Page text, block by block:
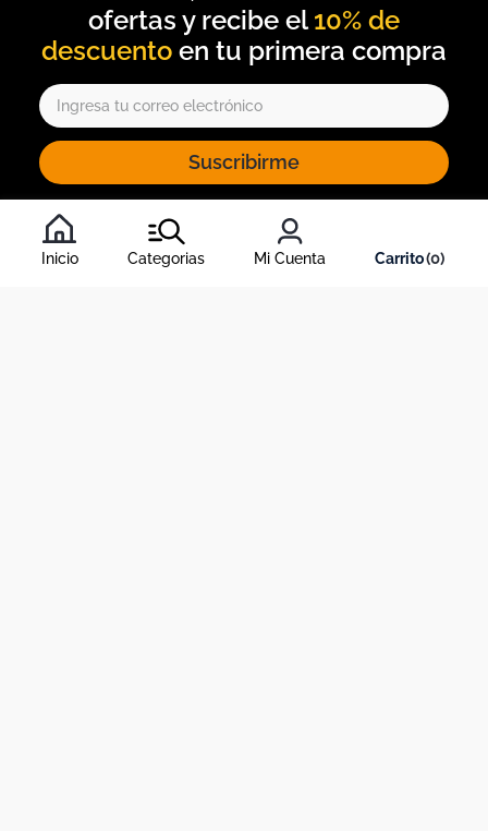
Inicio Categorias Mi Cuenta 0
10% de
descuento
Suscribirme
Al inscribirte al newsletter, aceptas nuestros
condiciones
, y nuestrapolítica de tratamiento de información